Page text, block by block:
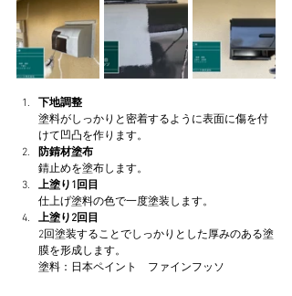
下地調整
塗料がしっかりと密着するように表面に傷を付
けて凹凸を作ります。
防錆材塗布
錆止めを塗布します。
上塗り1回目
仕上げ塗料の色で一度塗装します。
上塗り2回目
2回塗装することでしっかりとした厚みのある塗
膜を形成します。
塗料：日本ペイント　ファインフッソ